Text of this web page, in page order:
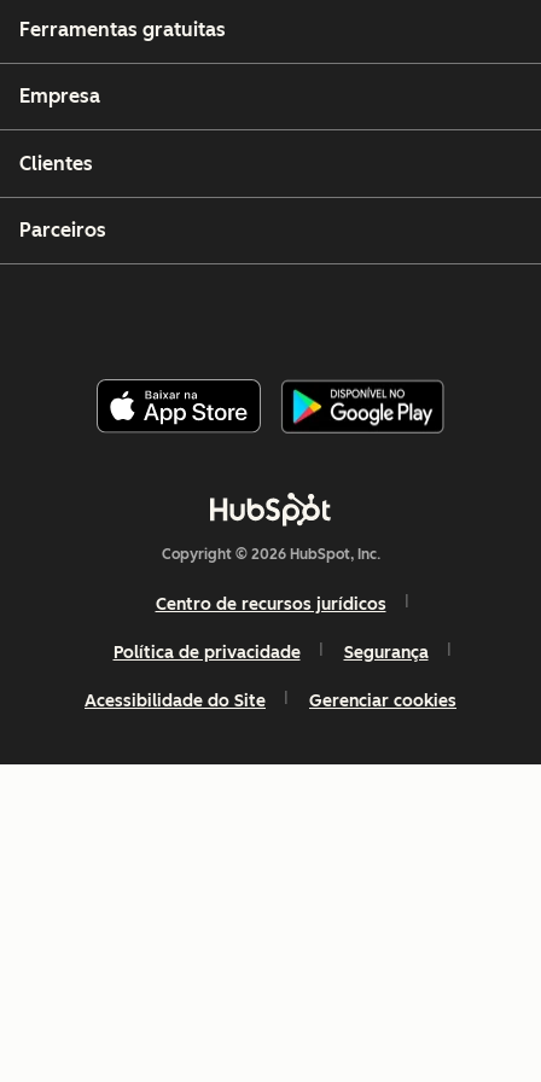
Ferramentas gratuitas
Empresa
Clientes
Parceiros
Copyright © 2026 HubSpot, Inc.
Centro de recursos jurídicos
Política de privacidade Segurança
Acessibilidade do Site Gerenciar cookies